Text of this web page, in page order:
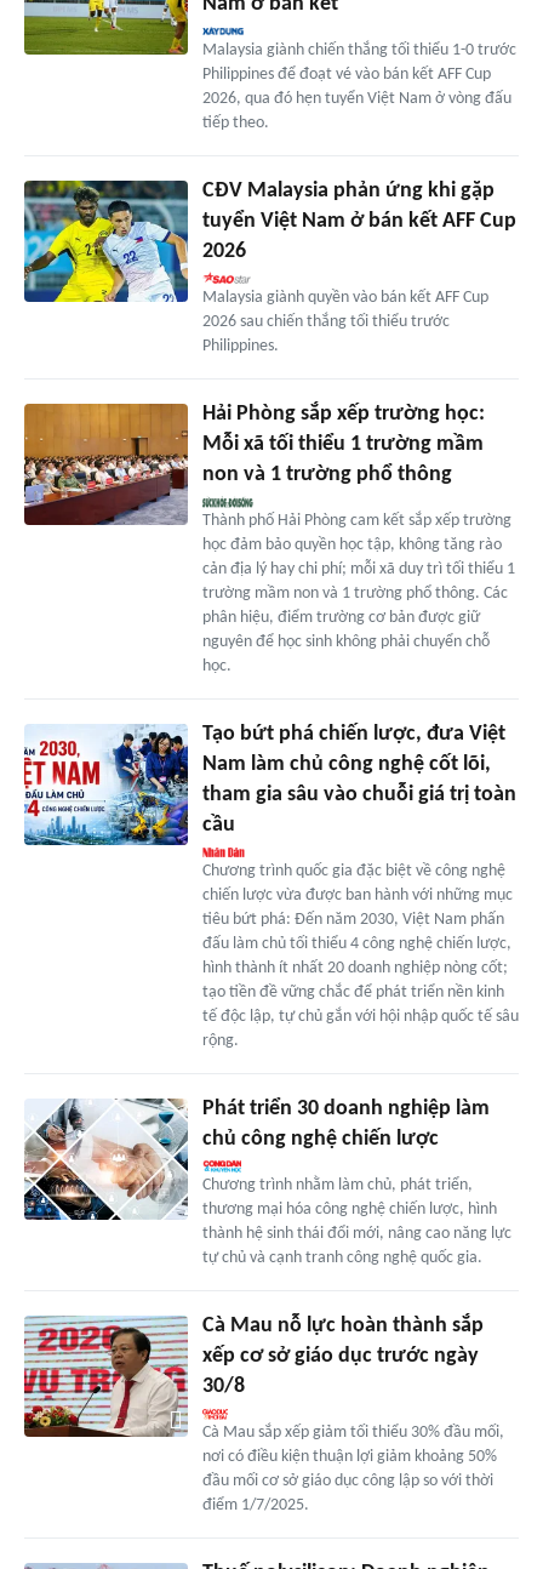
Malaysia giành chiến thắng tối thiểu 1-0 trước
Philippines để đoạt vé vào bán kết AFF Cup
2026, qua đó hẹn tuyển Việt Nam ở vòng đấu
tiếp theo.
CĐV Malaysia phản ứng khi gặp
tuyển Việt Nam ở bán kết AFF Cup
2026
Malaysia giành quyền vào bán kết AFF Cup
2026 sau chiến thắng tối thiểu trước
Philippines.
Hải Phòng sắp xếp trường học:
Mỗi xã tối thiểu 1 trường mầm
non và 1 trường phổ thông
Thành phố Hải Phòng cam kết sắp xếp trường
học đảm bảo quyền học tập, không tăng rào
cản địa lý hay chi phí; mỗi xã duy trì tối thiểu 1
trường mầm non và 1 trường phổ thông. Các
phân hiệu, điểm trường cơ bản được giữ
nguyên để học sinh không phải chuyển chỗ
học.
Tạo bứt phá chiến lược, đưa Việt
Nam làm chủ công nghệ cốt lõi,
tham gia sâu vào chuỗi giá trị toàn
cầu
Chương trình quốc gia đặc biệt về công nghệ
chiến lược vừa được ban hành với những mục
tiêu bứt phá: Đến năm 2030, Việt Nam phấn
đấu làm chủ tối thiểu 4 công nghệ chiến lược,
hình thành ít nhất 20 doanh nghiệp nòng cốt;
tạo tiền đề vững chắc để phát triển nền kinh
tế độc lập, tự chủ gắn với hội nhập quốc tế sâu
rộng.
Phát triển 30 doanh nghiệp làm
chủ công nghệ chiến lược
Chương trình nhằm làm chủ, phát triển,
thương mại hóa công nghệ chiến lược, hình
thành hệ sinh thái đổi mới, nâng cao năng lực
tự chủ và cạnh tranh công nghệ quốc gia.
Cà Mau nỗ lực hoàn thành sắp
xếp cơ sở giáo dục trước ngày
30/8
Cà Mau sắp xếp giảm tối thiểu 30% đầu mối,
nơi có điều kiện thuận lợi giảm khoảng 50%
đầu mối cơ sở giáo dục công lập so với thời
điểm 1/7/2025.